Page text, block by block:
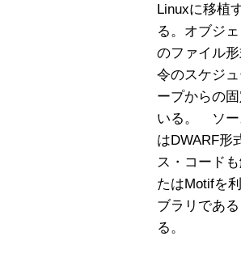
Linuxに移植
る。オブジ
のファイル
令のスケジ
ープからの
いる。 ソー
はDWARF形
ス・コード
たはMotifを
ブラリであ
る。